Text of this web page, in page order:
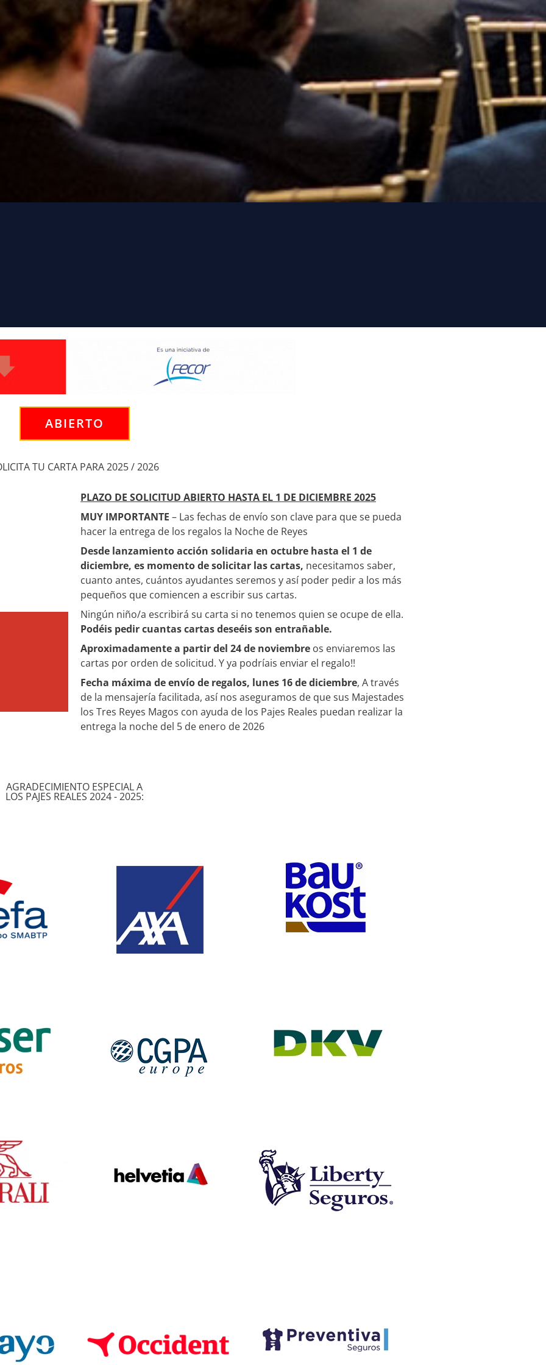
ABIERTO
TU CARTA PARA 2025 / 2026
PLAZO DE SOLICITUD ABIERTO HASTA EL 1 DE DICIEMBRE 2025
MUY IMPORTANTE – Las fechas de envío son clave para que se pueda
hacer la entrega de los regalos la Noche de Reyes
Desde lanzamiento acción solidaria en octubre hasta el 1 de
diciembre, es momento de solicitar las cartas, necesitamos saber,
cuanto antes, cuántos ayudantes seremos y así poder pedir a los más
pequeños que comiencen a escribir sus cartas.
Ningún niño/a escribirá su carta si no tenemos quien se ocupe de ella.
Podéis pedir cuantas cartas deseéis son entrañable.
Aproximadamente a partir del 24 de noviembre os enviaremos las
cartas por orden de solicitud. Y ya podríais enviar el regalo!!
Fecha máxima de envío de regalos, lunes 16 de diciembre, A través
de la mensajería facilitada, así nos aseguramos de que sus Majestades
los Tres Reyes Magos con ayuda de los Pajes Reales puedan realizar la
entrega la noche del 5 de enero de 2026
AGRADECIMIENTO ESPECIAL A
LOS PAJES REALES 2024 - 2025: